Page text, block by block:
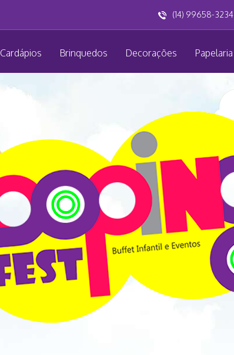
(14) 99658-3234
Cardápios Brinquedos Decorações Papelaria